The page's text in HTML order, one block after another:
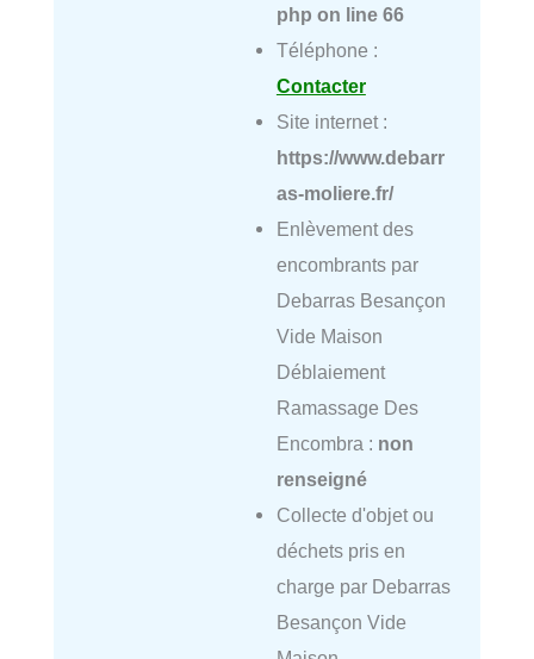
php on line 66
Téléphone :
Contacter
Site internet :
https://www.debarr
as-moliere.fr/
Enlèvement des
encombrants par
Debarras Besançon
Vide Maison
Déblaiement
Ramassage Des
Encombra : non
renseigné
Collecte d'objet ou
déchets pris en
charge par Debarras
Besançon Vide